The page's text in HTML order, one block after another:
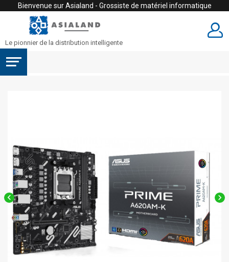
Bienvenue sur Asialand - Grossiste de matériel informatique
Le pionnier de la distribution intelligente
 